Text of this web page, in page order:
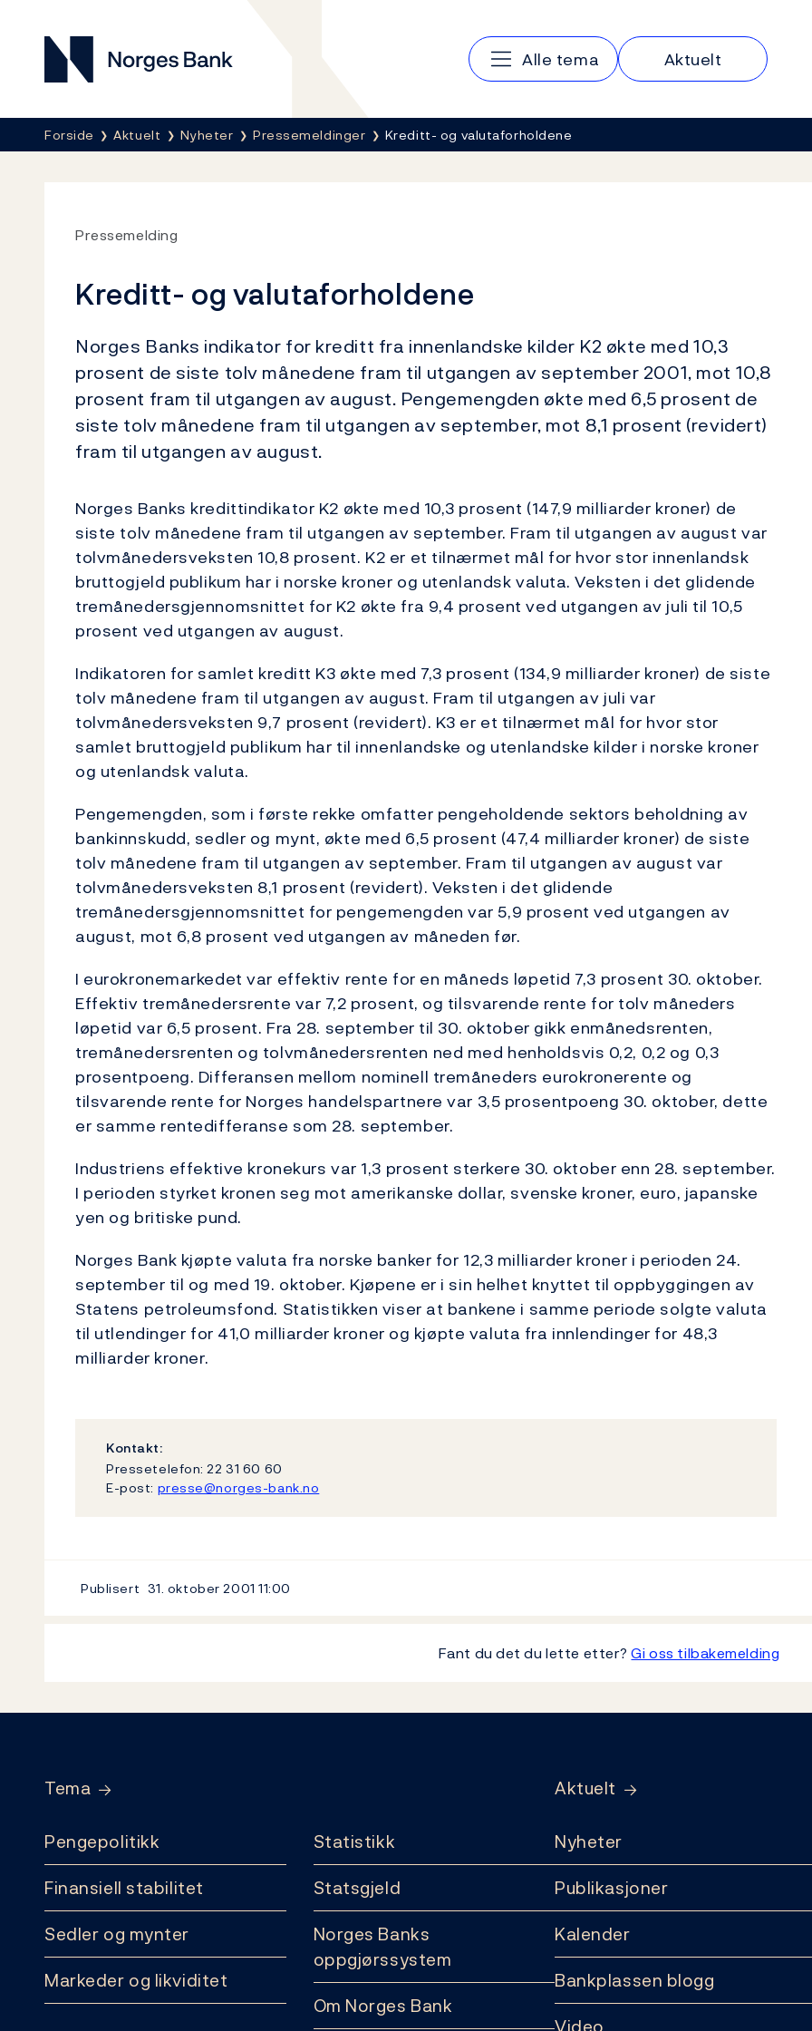
Norges Bank
Hovedmeny
Alle tema Aktuelt
Her er du nå:
Forside Aktuelt Nyheter Pressemeldinger Kreditt- og valutaforholdene
Pressemelding
Kreditt- og valutaforholdene
Norges Banks indikator for kreditt fra innenlandske kilder K2 økte med 10,3
prosent de siste tolv månedene fram til utgangen av september 2001, mot 10,8
prosent fram til utgangen av august. Pengemengden økte med 6,5 prosent de
siste tolv månedene fram til utgangen av september, mot 8,1 prosent (revidert)
fram til utgangen av august.
Norges Banks kredittindikator K2 økte med 10,3 prosent (147,9 milliarder kroner) de
siste tolv månedene fram til utgangen av september. Fram til utgangen av august var
tolvmånedersveksten 10,8 prosent. K2 er et tilnærmet mål for hvor stor innenlandsk
bruttogjeld publikum har i norske kroner og utenlandsk valuta. Veksten i det glidende
tremånedersgjennomsnittet for K2 økte fra 9,4 prosent ved utgangen av juli til 10,5
prosent ved utgangen av august.
Indikatoren for samlet kreditt K3 økte med 7,3 prosent (134,9 milliarder kroner) de siste
tolv månedene fram til utgangen av august. Fram til utgangen av juli var
tolvmånedersveksten 9,7 prosent (revidert). K3 er et tilnærmet mål for hvor stor
samlet bruttogjeld publikum har til innenlandske og utenlandske kilder i norske kroner
og utenlandsk valuta.
Pengemengden, som i første rekke omfatter pengeholdende sektors beholdning av
bankinnskudd, sedler og mynt, økte med 6,5 prosent (47,4 milliarder kroner) de siste
tolv månedene fram til utgangen av september. Fram til utgangen av august var
tolvmånedersveksten 8,1 prosent (revidert). Veksten i det glidende
tremånedersgjennomsnittet for pengemengden var 5,9 prosent ved utgangen av
august, mot 6,8 prosent ved utgangen av måneden før.
I eurokronemarkedet var effektiv rente for en måneds løpetid 7,3 prosent 30. oktober.
Effektiv tremånedersrente var 7,2 prosent, og tilsvarende rente for tolv måneders
løpetid var 6,5 prosent. Fra 28. september til 30. oktober gikk enmånedsrenten,
tremånedersrenten og tolvmånedersrenten ned med henholdsvis 0,2, 0,2 og 0,3
prosentpoeng. Differansen mellom nominell tremåneders eurokronerente og
tilsvarende rente for Norges handelspartnere var 3,5 prosentpoeng 30. oktober, dette
er samme rentedifferanse som 28. september.
Industriens effektive kronekurs var 1,3 prosent sterkere 30. oktober enn 28. september.
I perioden styrket kronen seg mot amerikanske dollar, svenske kroner, euro, japanske
yen og britiske pund.
Norges Bank kjøpte valuta fra norske banker for 12,3 milliarder kroner i perioden 24.
september til og med 19. oktober. Kjøpene er i sin helhet knyttet til oppbyggingen av
Statens petroleumsfond. Statistikken viser at bankene i samme periode solgte valuta
til utlendinger for 41,0 milliarder kroner og kjøpte valuta fra innlendinger for 48,3
milliarder kroner.
Kontakt:
Pressetelefon: 22 31 60 60
E-post: presse@norges-bank.no
Publisert 31. oktober 200111:00
Fant du det du lette etter?Gi oss tilbakemelding
Tema
Pengepolitikk
Finansiell stabilitet
Sedler og mynter
Markeder og likviditet
Statistikk
Statsgjeld
Norges Banks
oppgjørssystem
Om Norges Bank
Aktuelt
Nyheter
Publikasjoner
Kalender
Bankplassen blogg